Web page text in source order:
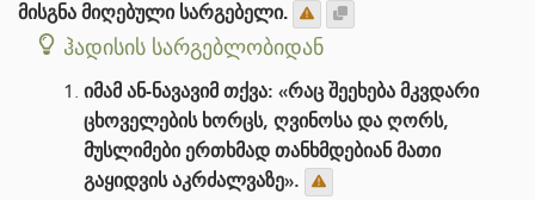
მისგნა მიღებული სარგებელი.
ჰადისის სარგებლობიდან
იმამ ან-ნავავიმ თქვა: «რაც შეეხება მკვდარი
ცხოველების ხორცს, ღვინოსა და ღორს,
მუსლიმები ერთხმად თანხმდებიან მათი
გაყიდვის აკრძალვაზე».